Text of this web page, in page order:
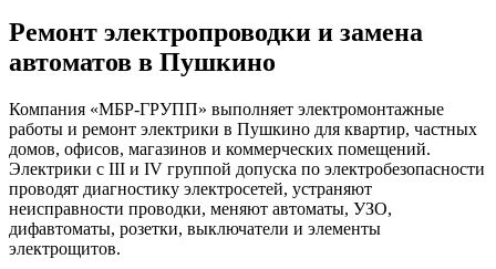
Ремонт электропроводки и замена
автоматов в Пушкино
Компания «МБР-ГРУПП» выполняет электромонтажные
работы и ремонт электрики в Пушкино для квартир, частных
домов, офисов, магазинов и коммерческих помещений.
Электрики с III и IV группой допуска по электробезопасности
проводят диагностику электросетей, устраняют
неисправности проводки, меняют автоматы, УЗО,
дифавтоматы, розетки, выключатели и элементы
электрощитов.